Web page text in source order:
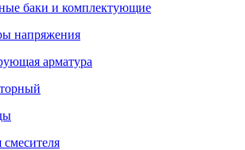
баки и комплектующие
напряжения
арматура